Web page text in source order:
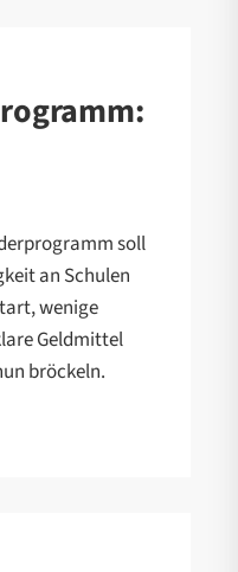
soll
an Schulen
wenige
Geldmittel
bröckeln.